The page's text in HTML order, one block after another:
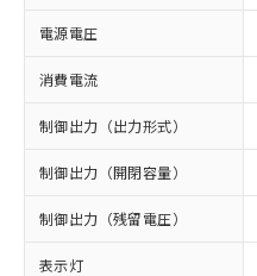
電源電圧
消費電流
制御出力（出力形式）
制御出力（開閉容量）
制御出力（残留電圧）
表示灯